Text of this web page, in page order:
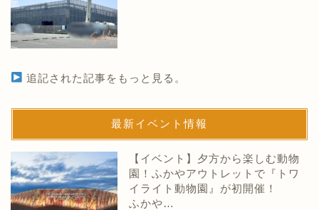
追記された記事をもっと見る。
最新イベント情報
【イベント】夕方から楽しむ動物
園！ふかやアウトレットで『トワ
イライト動物園』が初開催！
ふかや…